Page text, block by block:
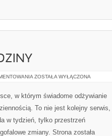
FIT
CAŁEJ
RODZINY
ZOSTAŁA WYŁĄCZONA
w którym świadome odżywianie
To nie jest kolejny serwis,
w tydzień, tylko przestrzeń
zmiany. Strona została